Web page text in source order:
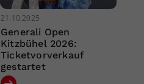
21.10.2025
Generali Open
Kitzbühel 2026:
Ticketvorverkauf
gestartet